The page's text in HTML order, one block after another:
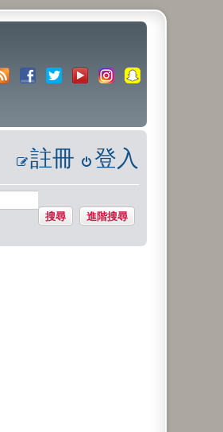
登入
註冊
搜尋 進階搜尋